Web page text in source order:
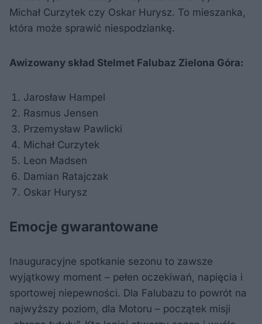
Michał Curzytek czy Oskar Hurysz. To mieszanka,
która może sprawić niespodziankę.
Awizowany skład Stelmet Falubaz Zielona Góra:
Jarosław Hampel
Rasmus Jensen
Przemysław Pawlicki
Michał Curzytek
Leon Madsen
Damian Ratajczak
Oskar Hurysz
Emocje gwarantowane
Inauguracyjne spotkanie sezonu to zawsze
wyjątkowy moment – pełen oczekiwań, napięcia i
sportowej niepewności. Dla Falubazu to powrót na
najwyższy poziom, dla Motoru – początek misji